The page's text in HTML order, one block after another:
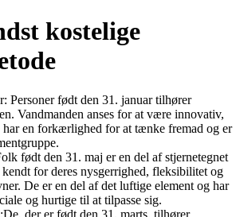
kostelige
Personer født den 31. januar tilhører
Vandmanden anses for at være innovativ,
en forkærlighed for at tænke fremad og er
født den 31. maj er en del af stjernetegnet
for deres nysgerrighed, fleksibilitet og
De er en del af det luftige element og har
og hurtige til at tilpasse sig.
der er født den 31. marts, tilhører